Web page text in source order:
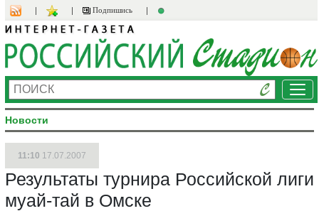
Подпишись
Новости
11:10 17.07.2007
Результаты турнира Российской лиги
муай-тай в Омске